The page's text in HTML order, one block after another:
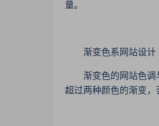
量。
渐变色系网站设计
渐变色的网站色调与
超过两种颜色的渐变，